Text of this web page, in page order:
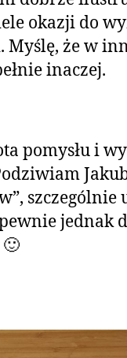
okazji do
że w
inaczej.
pomysłu i
szczególnie
jednak